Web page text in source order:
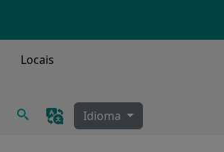
Locais
Procurar
Idioma